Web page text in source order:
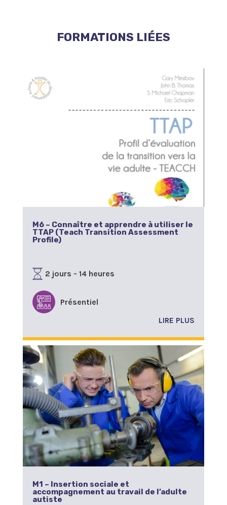
FORMATIONS LIÉES
M6 – Connaître et apprendre à utiliser le
TTAP (Teach Transition Assessment
Profile)
2 jours - 14 heures
Présentiel
LIRE PLUS
M1 – Insertion sociale et
accompagnement au travail de l’adulte
autiste